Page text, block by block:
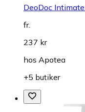
DeoDoc
fr.
237 kr
hos Apotea
+5 butiker